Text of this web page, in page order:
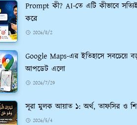
Prompt কী? AI-তে এটি কীভাবে
করে
2026/8/2
Google Maps-এর ইতিহাসে সবচেয়ে
আপডেট এলো
2026/7/29
সূরা মুলক আয়াত ১: অর্থ, তাফসির ও
2026/5/4